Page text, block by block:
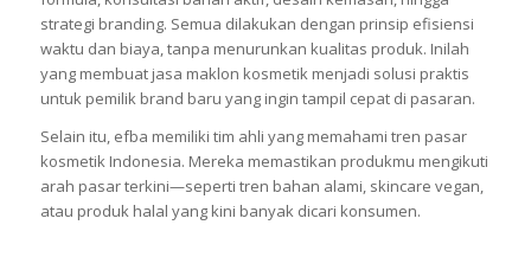
hingga produk siap jual.
EFBA Kosmetindo memberikan layanan terintegrasi: riset
formula, konsultasi bahan aktif, desain kemasan, hingga
strategi branding. Semua dilakukan dengan prinsip efisiensi
yang membuat jasa maklon kosmetik menjadi solusi praktis
untuk pemilik brand baru yang ingin tampil cepat di pasaran.
Selain itu, efba memiliki tim ahli yang memahami tren pasar